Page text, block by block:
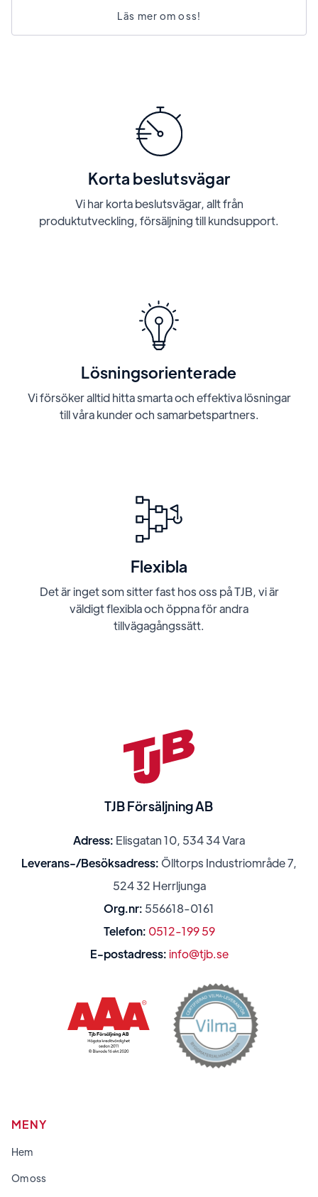
Läs mer om oss!
Korta beslutsvägar
Vi har korta beslutsvägar, allt från
produktutveckling, försäljning till kundsupport.
Lösningsorienterade
Vi försöker alltid hitta smarta och effektiva lösningar
till våra kunder och samarbetspartners.
Flexibla
Det är inget som sitter fast hos oss på TJB, vi är
väldigt flexibla och öppna för andra
tillvägagångssätt.
TJB Försäljning AB
Adress: Elisgatan 10, 534 34 Vara
Leverans-/Besöksadress: Ölltorps Industriområde 7,
524 32 Herrljunga
Org.nr: 556618-0161
Telefon: 0512-199 59
E-postadress: info@tjb.se
MENY
Hem
Om oss